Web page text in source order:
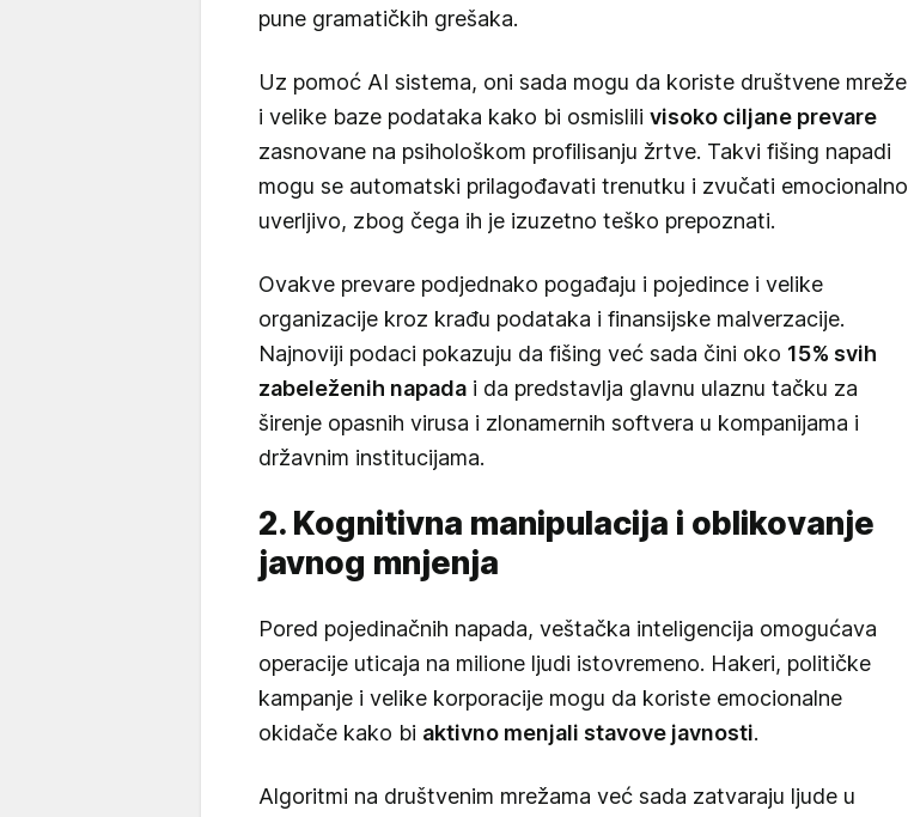
pune gramatičkih grešaka.
Uz pomoć AI sistema, oni sada mogu da koriste društvene mreže
i velike baze podataka kako bi osmislili visoko ciljane prevare
zasnovane na psihološkom profilisanju žrtve. Takvi fišing napadi
mogu se automatski prilagođavati trenutku i zvučati emocionalno
uverljivo, zbog čega ih je izuzetno teško prepoznati.
Ovakve prevare podjednako pogađaju i pojedince i velike
organizacije kroz krađu podataka i finansijske malverzacije.
Najnoviji podaci pokazuju da fišing već sada čini oko 15% svih
zabeleženih napada i da predstavlja glavnu ulaznu tačku za
širenje opasnih virusa i zlonamernih softvera u kompanijama i
državnim institucijama.
2. Kognitivna manipulacija i oblikovanje
javnog mnjenja
Pored pojedinačnih napada, veštačka inteligencija omogućava
operacije uticaja na milione ljudi istovremeno. Hakeri, političke
kampanje i velike korporacije mogu da koriste emocionalne
okidače kako bi aktivno menjali stavove javnosti.
Algoritmi na društvenim mrežama već sada zatvaraju ljude u